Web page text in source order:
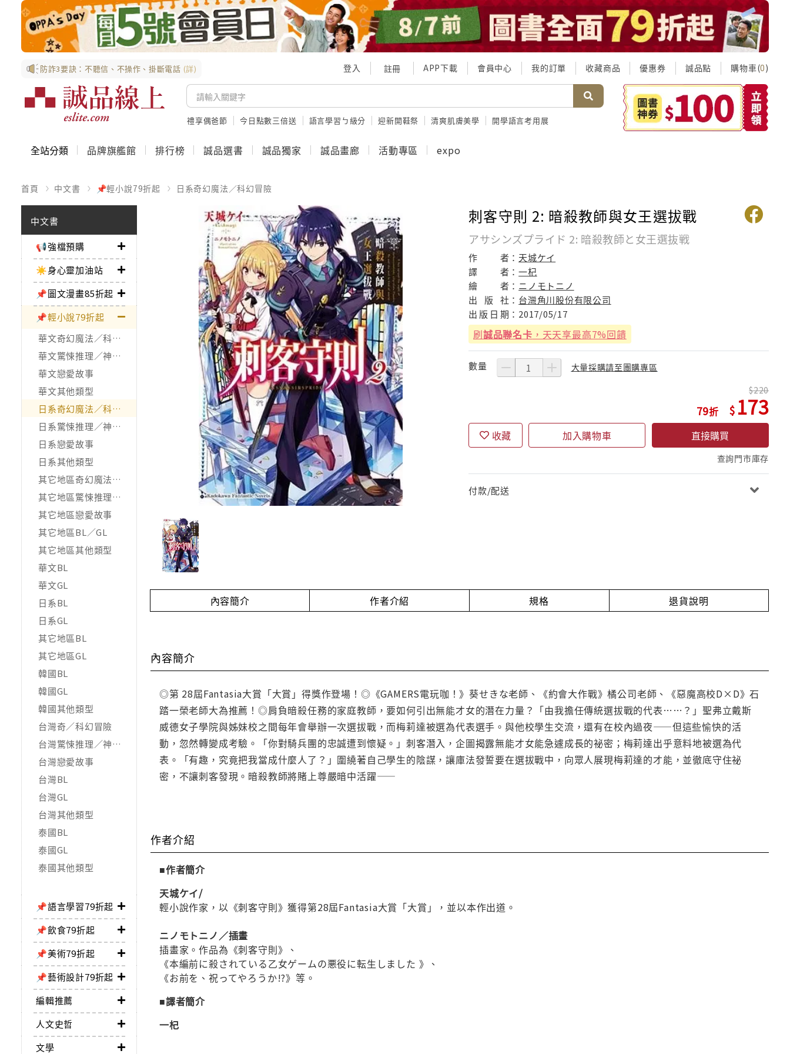
防詐3要訣：不聽信、不操作、掛斷電話 (詳) 登入 註冊 APP下載 會員中心 我的訂單 收藏商品 優惠券 誠品點 購物車(0)
禮享偶爸節 今日點數三倍送 語言學習ㄅ級分 迎新開鞋祭 清爽肌膚美學 開學語言考用展
全站分類 品牌旗艦館 排行榜 誠品選書 誠品獨家 誠品畫廊 活動專區 expo
首頁 中文書 📌輕小說79折起 日系奇幻魔法／科幻冒險
中文書
📢強檔預購
☀️身心靈加油站
📌圖文漫畫85折起
📌輕小說79折起
華文奇幻魔法／科幻冒險
華文驚悚推理／神怪靈異
華文戀愛故事
華文其他類型
日系奇幻魔法／科幻冒險
日系驚悚推理／神怪靈異
日系戀愛故事
日系其他類型
其它地區奇幻魔法／科幻冒險
其它地區驚悚推理／神怪靈異
其它地區戀愛故事
其它地區BL／GL
其它地區其他類型
華文BL
華文GL
日系BL
日系GL
其它地區BL
其它地區GL
韓國BL
韓國GL
韓國其他類型
台灣奇／科幻冒險
台灣驚悚推理／神怪靈異
台灣戀愛故事
台灣BL
台灣GL
台灣其他類型
泰國BL
泰國GL
泰國其他類型
📌語言學習79折起
📌飲食79折起
📌美術79折起
📌藝術設計79折起
編輯推薦
人文史哲
文學
刺客守則 2: 暗殺教師與女王選拔戰
アサシンズプライド 2: 暗殺教師と女王選抜戦
作 者： 天城ケイ
譯
者：一杞
繪
者： ニノモトニノ
出
版 社： 台灣角川股份有限公司
出 版 日 期： 2017/05/17
刷誠品聯名卡 ，天天享最高7%回饋
數量 大量採購請至團購專區
79
220
173
收藏 加入購物車 直接購買
查詢門市庫存
付款/配送
內容簡介 作者介紹 規格 退貨說明
內容簡介
◎第 28屆Fantasia大賞「大賞」得獎作登場！◎《GAMERS電玩咖！》葵せきな老師、《約會大作戰》橘公司老師、《惡魔高校D×D》石
踏一榮老師大為推薦！◎肩負暗殺任務的家庭教師，要如何引出無能才女的潛在力量？「由我擔任傳統選拔戰的代表……？」聖弗立戴斯
威德女子學院與姊妹校之間每年會舉辦一次選拔戰，而梅莉達被選為代表選手。與他校學生交流，還有在校內過夜——但這些愉快的活
動，忽然轉變成考驗。「你對騎兵團的忠誠遭到懷疑。」刺客潛入，企圖揭露無能才女能急遽成長的祕密；梅莉達出乎意料地被選為代
表。「有趣，究竟把我當成什麼人了？」圍繞著自己學生的陰謀，讓庫法發誓要在選拔戰中，向眾人展現梅莉達的才能，並徹底守住祕
密，不讓刺客發現。暗殺教師將賭上尊嚴暗中活躍——
作者介紹
■作者簡介
天城ケイ/
輕小說作家，以《刺客守則》獲得第28屆Fantasia大賞「大賞」，並以本作出道。
ニノモトニノ／插畫
插畫家。作品為《刺客守則》、
《本編前に殺されている乙女ゲームの悪役に転生しました 》、
《お前を、祝ってやろうか!?》等。
■譯者簡介
一杞